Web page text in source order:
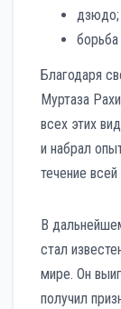
дзюдо;
Благодаря
Муртаза
всех этих
и набрал
течение
В
стал
мире. Он
получил